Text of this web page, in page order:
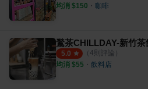
均消 $150 ・ 咖啡
5.0 （ 4則評論）
均消 $55 ・ 飲料店